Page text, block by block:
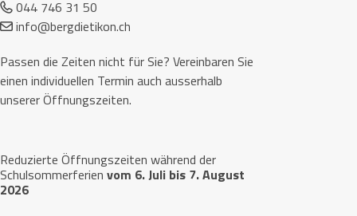
044 746 31 50
info@bergdietikon.ch
Passen die Zeiten nicht für Sie? Vereinbaren Sie
einen individuellen Termin auch ausserhalb
unserer Öffnungszeiten.
Reduzierte Öffnungszeiten während der
Schulsommerferien vom 6. Juli bis 7. August
2026